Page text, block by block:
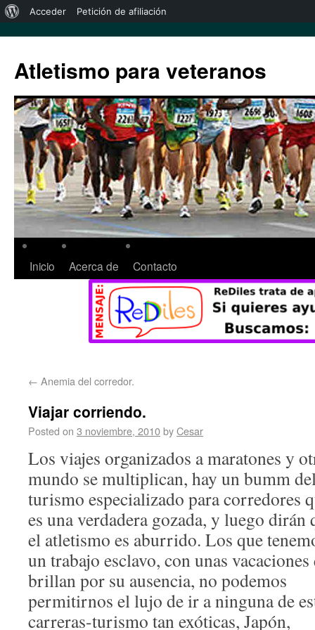
Atletismo para veteranos
Inicio Acerca de Contacto
← Anemia del corredor.
Viajar corriendo.
Posted on 3 noviembre, 2010byCesar
Los viajes organizados a maratones y
mundo semultiplican, hay un bumm
turismo especializado para corredores
es una verdadera gozada, y luego dirán
el atletismo es aburrido. Los que
un trabajo esclavo, con unas vacaciones
brillan por su ausencia, no podemos
permitirnos el lujo de ir a ninguna de
carreras-turismo tan exóticas, Japón,
Acceder Petición de afiliación